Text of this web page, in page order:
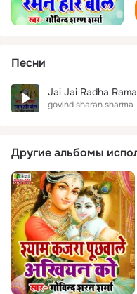
Песни
Jai Jai Radha
govind sharan sharma
Другие альбомы